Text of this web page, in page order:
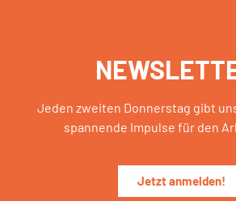
Jeden zweiten Donnerstag gibt
spannende Impulse für den
Jetzt anmelden!